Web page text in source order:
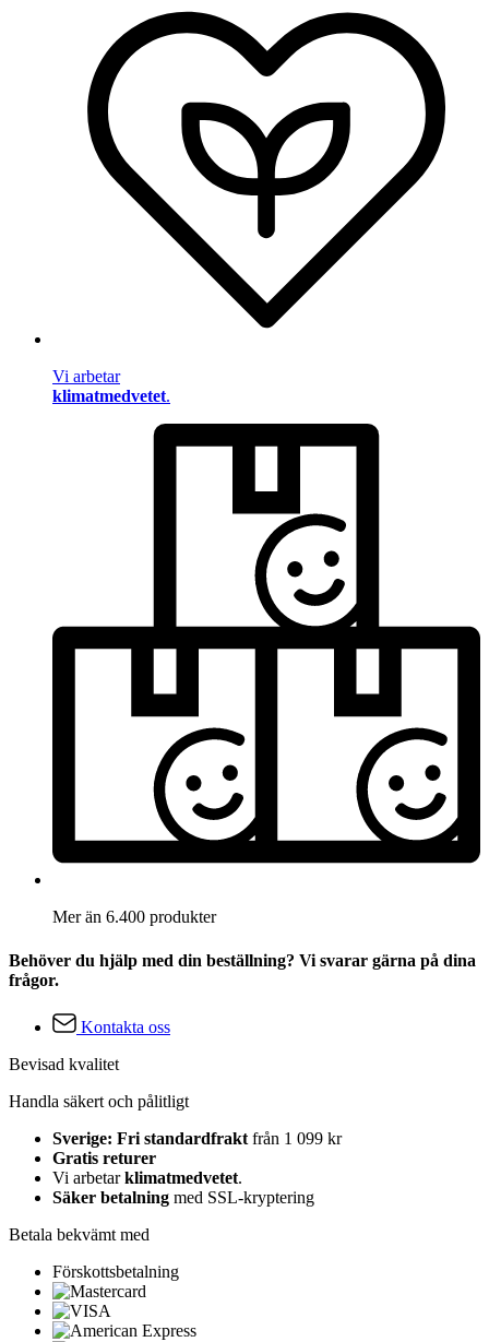
Vi arbetar
klimatmedvetet.
Mer än 6.400 produkter
Behöver du hjälp med din beställning? Vi svarar gärna på dina
frågor.
Kontakta oss
Bevisad kvalitet
Handla säkert och pålitligt
Sverige: Fri standardfrakt från 1 099 kr
Gratis returer
Vi arbetarklimatmedvetet.
Säker betalning med SSL-kryptering
Betala bekvämt med
Förskottsbetalning